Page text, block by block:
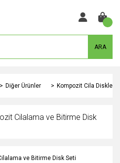
ARA
Diğer Ürünler Kompozit Cila Diskleri
Cilalama ve Bitirme Disk